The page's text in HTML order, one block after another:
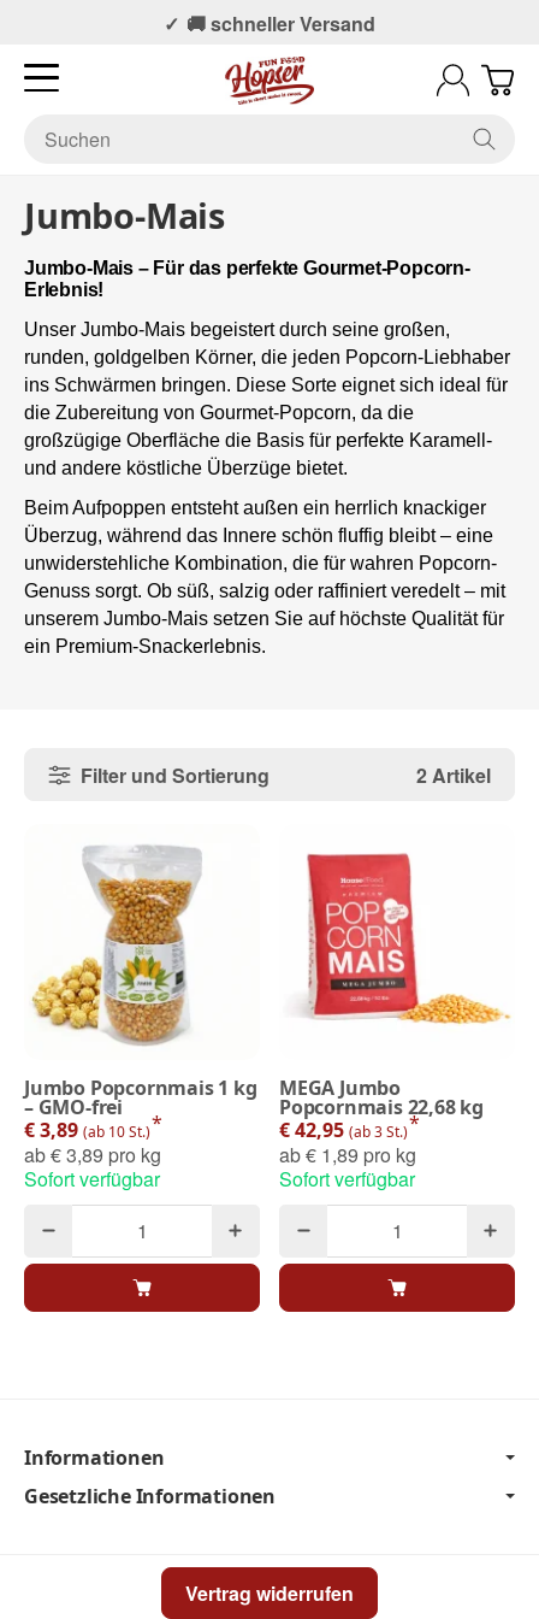
📞 Persönlicher Support🚚 schneller Versand
Jumbo-Mais
Jumbo-Mais – Für das perfekte Gourmet-Popcorn-
Erlebnis!
Unser Jumbo-Mais begeistert durch seine großen,
runden, goldgelben Körner, die jeden Popcorn-Liebhaber
ins Schwärmen bringen. Diese Sorte eignet sich ideal für
die Zubereitung von Gourmet-Popcorn, da die
großzügige Oberfläche die Basis für perfekte Karamell-
und andere köstliche Überzüge bietet.
Beim Aufpoppen entsteht außen ein herrlich knackiger
Überzug, während das Innere schön fluffig bleibt – eine
unwiderstehliche Kombination, die für wahren Popcorn-
Genuss sorgt. Ob süß, salzig oder raffiniert veredelt – mit
unserem Jumbo-Mais setzen Sie auf höchste Qualität für
ein Premium-Snackerlebnis.
Filter und Sortierung 2 Artikel
Jumbo Popcornmais 1 kg
– GMO-frei
€ 3,89 (ab 10 St.)*
ab€ 3,89 pro kg
Sofort verfügbar
MEGA Jumbo
Popcornmais 22,68 kg
€ 42,95 (ab 3 St.)*
ab€ 1,89 pro kg
Sofort verfügbar
Informationen
Gesetzliche Informationen
Vertrag widerrufen